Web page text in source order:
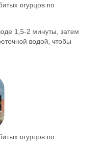
огурцов по
1,5-2 минуты, затем
водой, чтобы
огурцов по